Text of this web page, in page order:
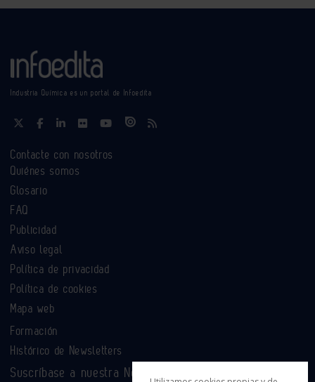
Industria Química es un portal de Infoedita
Contacte con nosotros
Quiénes somos
Glosario
FAQ
Publicidad
Aviso legal
Política de privacidad
Política de cookies
Mapa web
Formación
Histórico de Newsletters
Suscríbase a nuestra Newsletter